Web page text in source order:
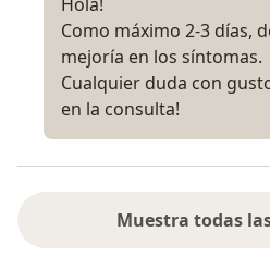
Como máximo 2-3 días,
mejoría en los síntomas.
Cualquier duda con
en la consulta!
Muestra todas